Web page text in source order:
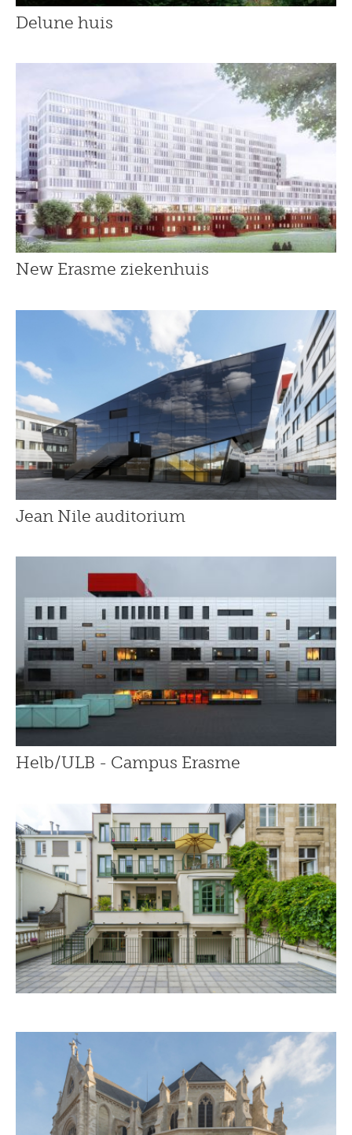
Delune huis
New Erasme ziekenhuis
Jean Nile auditorium
Helb/ULB - Campus Erasme